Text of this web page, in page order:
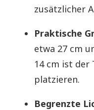
zusätzlicher
Praktische
etwa 27 cm
14 cm ist der
platzieren.
Begrenzte